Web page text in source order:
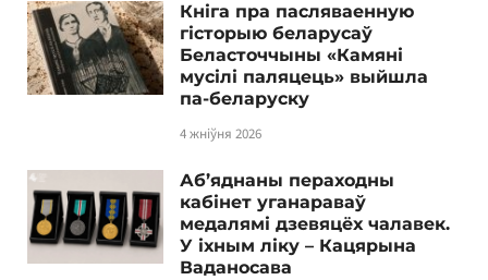
Кніга пра пасляваенную
гісторыю беларусаў
Беласточчыны «Камяні
мусілі паляцець» выйшла
па-беларуску
4 жніўня 2026
Аб’яднаны пераходны
кабінет уганараваў
медалямі дзевяцёх чалавек.
У іхным ліку – Кацярына
Ваданосава